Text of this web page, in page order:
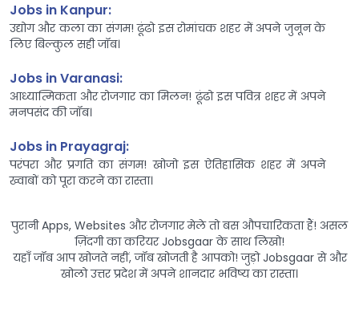
Jobs in Kanpur:
उद्योग और कला का संगम! ढूंढो इस रोमांचक शहर में अपने जुनून के
लिए बिल्कुल सही जॉब।
Jobs in Varanasi:
आध्यात्मिकता और रोजगार का मिलन! ढूंढो इस पवित्र शहर में अपने
मनपसंद की जॉब।
Jobs in Prayagraj:
परंपरा और प्रगति का संगम! खोजो इस ऐतिहासिक शहर में अपने
ख्वाबों को पूरा करने का रास्ता।
पुरानी Apps, Websites और रोजगार मेले तो बस औपचारिकता हैं! असल
ज़िंदगी का करियर Jobsgaar के साथ लिखो!
यहाँ जॉब आप खोजते नहीं, जॉब खोजती है आपको! जुड़ो Jobsgaar से और
खोलो उत्तर प्रदेश में अपने शानदार भविष्य का रास्ता।